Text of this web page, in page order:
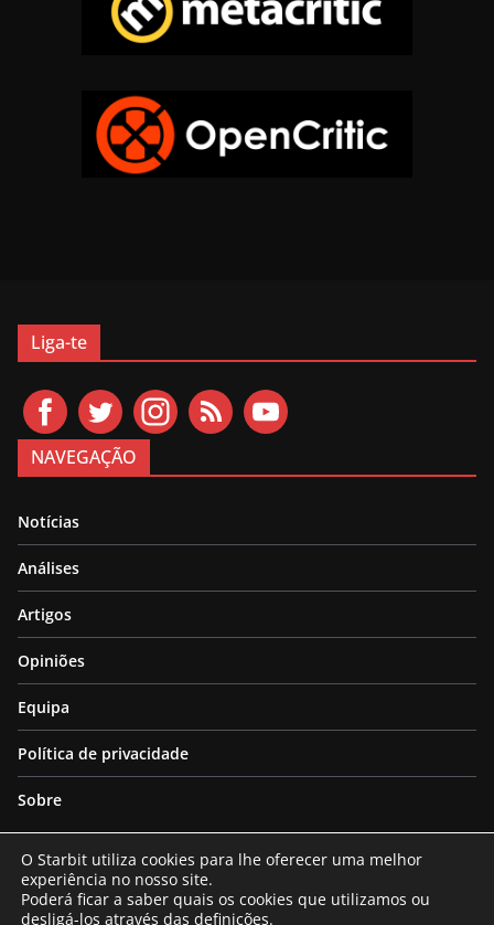
Liga-te
NAVEGAÇÃO
Notícias
Análises
Artigos
Opiniões
Equipa
Política de privacidade
Sobre
O Starbit utiliza cookies para lhe oferecer uma melhor
experiência no nosso site.
Poderá ficar a saber quais os cookies que utilizamos ou
desligá-los através das definições.